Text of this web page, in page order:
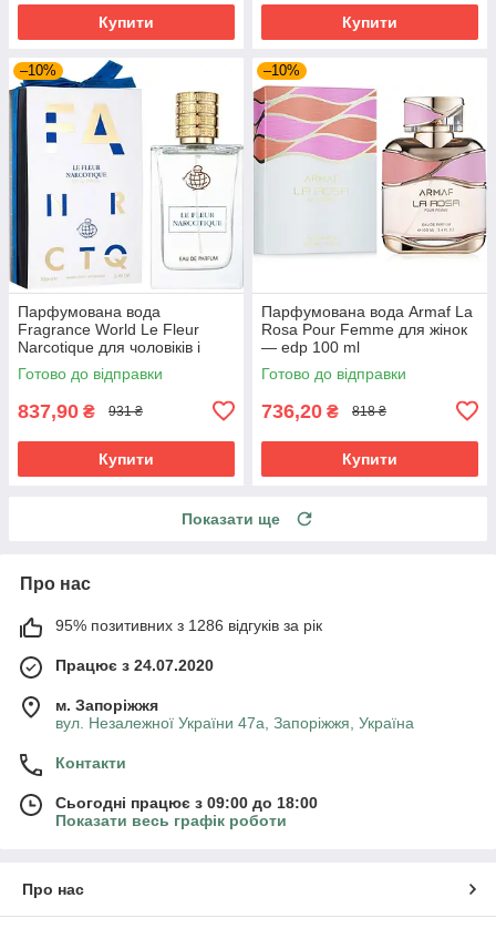
Купити Купити
–10%
Парфумована вода
Fragrance World Le Fleur
Narcotique для чоловіків і
жінок edp 100 ml
Готово до відправки
837,90 ₴ 931 ₴
Купити
–10%
Парфумована вода Armaf La
Rosa Pour Femme для жінок
— edp 100 ml
Готово до відправки
736,20 ₴ 818 ₴
Купити
Показати ще
Про нас
95% позитивних з 1286 відгуків за рік
Працює з 24.07.2020
м. Запоріжжя
вул. Незалежної України 47а, Запоріжжя, Україна
Контакти
Сьогодні працює з 09:00 до 18:00
Показати весь графік роботи
Про нас